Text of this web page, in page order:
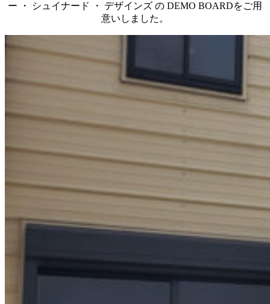
ー ・ シュイナード ・ デザインズ の DEMO BOARDをご用
意いしました。